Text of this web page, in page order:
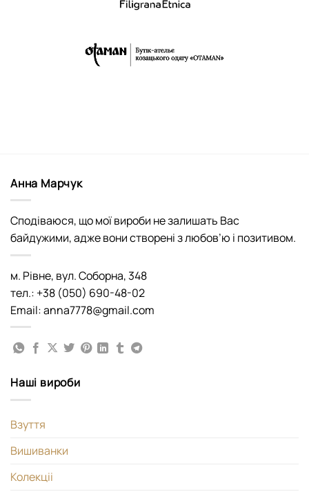
Анна Марчук
Сподіваюся, що мої вироби не залишать Вас
байдужими, адже вони створені з любов’ю і позитивом.
м. Рівне, вул. Соборна, 348
тел.: +38 (050) 690-48-02
Email: anna7778@gmail.com
Наші вироби
Взуття
Вишиванки
Колекціі